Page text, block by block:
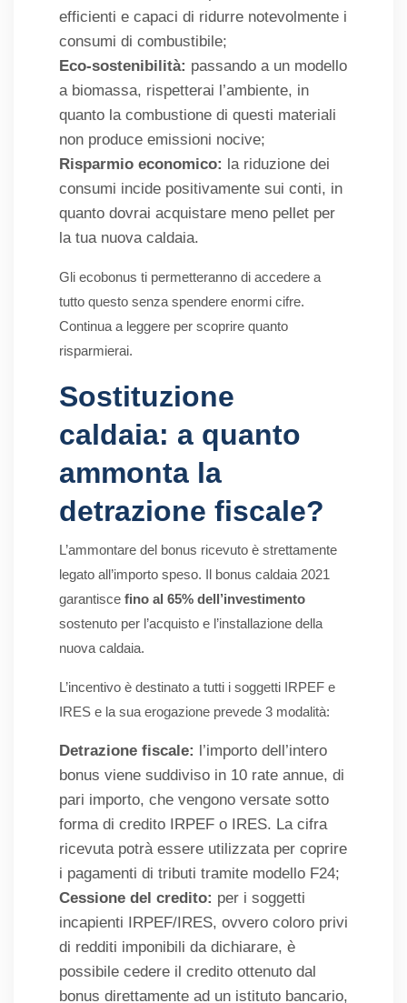
efficienti e capaci di ridurre notevolmente i
consumi di combustibile;
Eco-sostenibilità: passando a un modello
a biomassa, rispetterai l’ambiente, in
quanto la combustione di questi materiali
non produce emissioni nocive;
Risparmio economico: la riduzione dei
consumi incide positivamente sui conti, in
quanto dovrai acquistare meno pellet per
la tua nuova caldaia.
Gli ecobonus ti permetteranno di accedere a
tutto questo senza spendere enormi cifre.
Continua a leggere per scoprire quanto
risparmierai.
Sostituzione
caldaia: a quanto
ammonta la
detrazione fiscale?
L’ammontare del bonus ricevuto è strettamente
legato all’importo speso. Il bonus caldaia 2021
garantisce fino al 65% dell’investimento
sostenuto per l’acquisto e l’installazione della
nuova caldaia.
L’incentivo è destinato a tutti i soggetti IRPEF e
IRES e la sua erogazione prevede 3 modalità:
Detrazione fiscale: l’importo dell’intero
bonus viene suddiviso in 10 rate annue, di
pari importo, che vengono versate sotto
forma di credito IRPEF o IRES. La cifra
ricevuta potrà essere utilizzata per coprire
i pagamenti di tributi tramite modello F24;
Cessione del credito: per i soggetti
incapienti IRPEF/IRES, ovvero coloro privi
di redditi imponibili da dichiarare, è
possibile cedere il credito ottenuto dal
bonus direttamente ad un istituto bancario,